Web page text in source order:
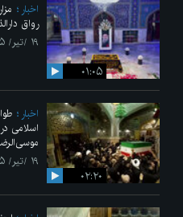
۰۱:۰۵
اخبار
رواق
۱۹ /تیر/ ۱۴۰۵
۰۲:۲۰
اخبار
اسلامی
۱۹ /تیر/ ۱۴۰۵